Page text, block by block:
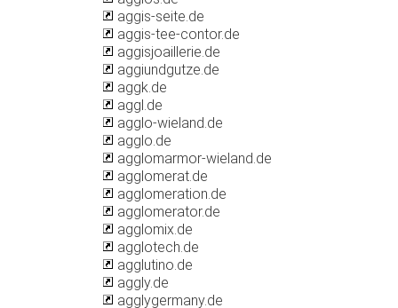
aggis-seite.de
aggis-tee-contor.de
aggisjoaillerie.de
aggiundgutze.de
aggk.de
aggl.de
agglo-wieland.de
agglo.de
agglomarmor-wieland.de
agglomerat.de
agglomeration.de
agglomerator.de
agglomix.de
agglotech.de
agglutino.de
aggly.de
agglygermany.de